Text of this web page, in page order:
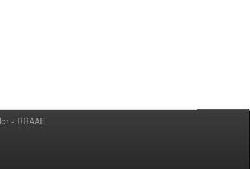
- RRAAE